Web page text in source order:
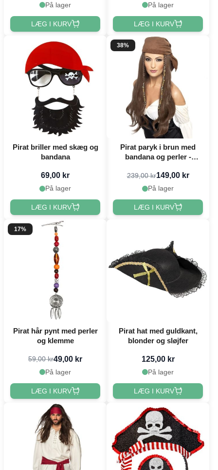
På lager
LÆG I KURV
På lager
LÆG I KURV
Pirat briller med skæg og
bandana
69,00 kr
På lager
LÆG I KURV
38%
Pirat paryk i brun med
bandana og perler -
239,00 kr149,00 kr
På lager
LÆG I KURV
17%
Pirat hår pynt med perler
og klemme
59,00 kr49,00 kr
På lager
LÆG I KURV
Pirat hat med guldkant,
blonder og sløjfer
125,00 kr
På lager
LÆG I KURV